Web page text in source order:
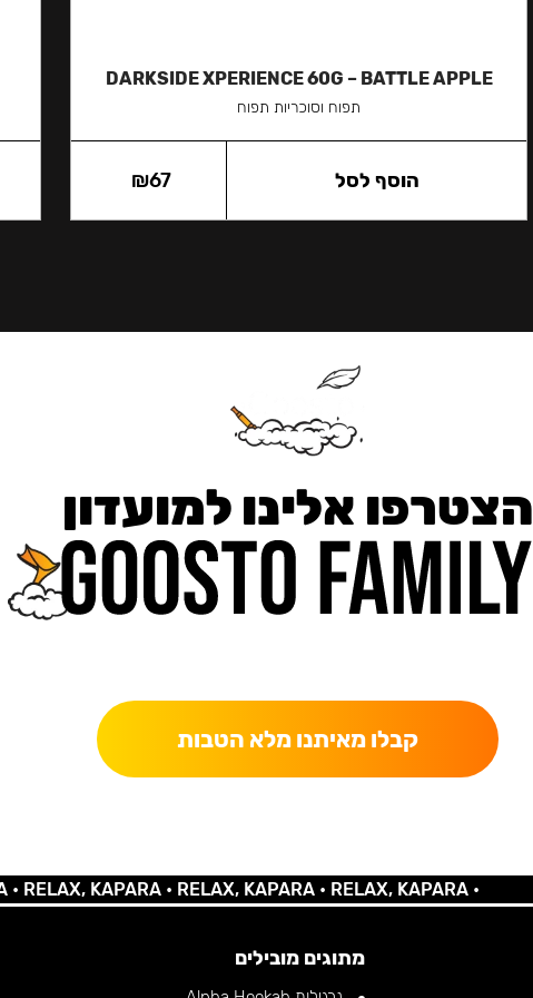
DARKSIDE XPERIENCE 60G – BATTLE APPLE
תפוח וסוכריות תפוח
₪67 הוסף לסל
הצטרפו אלינו למועדון
קבלו מאיתנו מלא הטבות
KAPARA •RELAX, KAPARA •RELAX, KAPARA •
מתוגים מובילים